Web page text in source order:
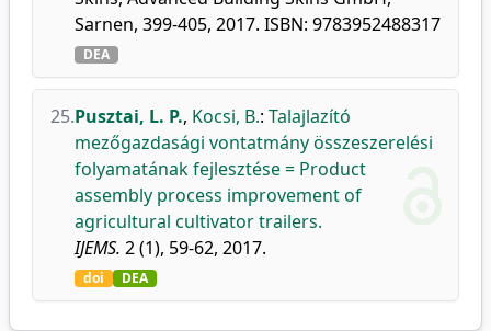
Sarnen, 399-405, 2017. ISBN: 9783952488317
DEA
25.Pusztai, L. P., Kocsi, B.: Talajlazító
mezőgazdasági vontatmány összeszerelési
folyamatának fejlesztése = Product
assembly process improvement of
agricultural cultivator trailers.
IJEMS. 2 (1), 59-62, 2017.
doi DEA